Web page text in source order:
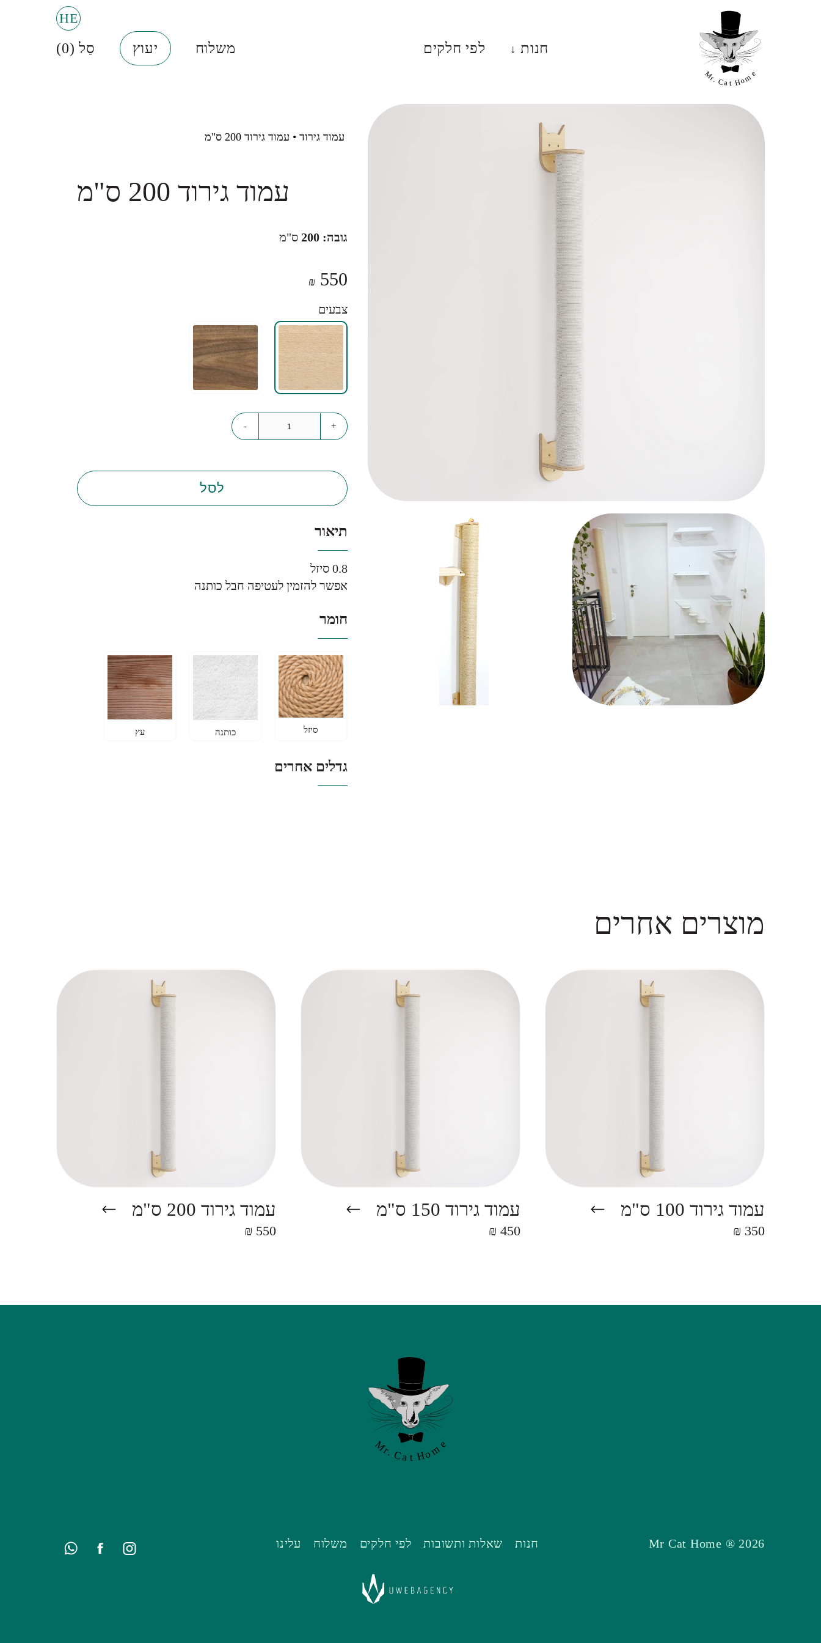
חנות ↓
גשר מדף סולם
לפי חלקים
HE
משלוח יעוץ סַל (0
)
שולחן
גשר
עמוד גירוד
מדף
סולם
עמוד גירוד • עמוד גירוד 200 ס"מ
עמוד גירוד 200 ס"מ
גובה: 200 ס"מ
550
₪
צבעים
- +
לסל
תיאור
0.8 סיזל
אפשר להזמין לעטיפה חבל כותנה
חומר
סיזל כותנה עץ
גדלים אחרים
מוצרים אחרים
עמוד גירוד 100 ס"מ
350 ₪
עמוד גירוד 150 ס"מ
450 ₪
עמוד גירוד 200 ס"מ
550 ₪
2026 ® Mr Cat Home חנות שאלות ותשובות לפי חלקים משלוח עלינו